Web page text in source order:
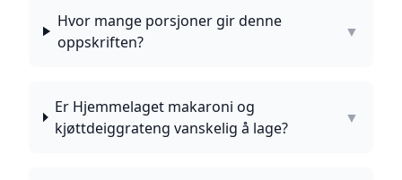
Hvor mange porsjoner gir denne
oppskriften?
▼
Er Hjemmelaget makaroni og
kjøttdeiggrateng vanskelig å lage?
▼